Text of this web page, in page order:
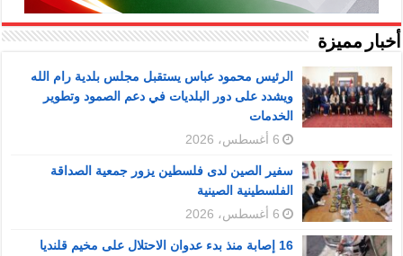
أخبار مميزة
الرئيس محمود عباس يستقبل مجلس بلدية رام الله
ويشدد على دور البلديات في دعم الصمود وتطوير
الخدمات
6 أغسطس، 2026
سفير الصين لدى فلسطين يزور جمعية الصداقة
الفلسطينية الصينية
6 أغسطس، 2026
16 إصابة منذ بدء عدوان الاحتلال على مخيم قلنديا